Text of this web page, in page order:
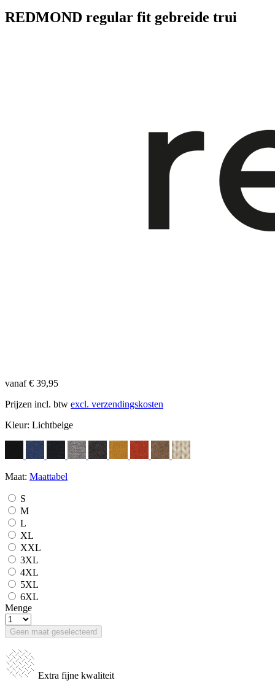
REDMOND regular fit gebreide trui
vanaf € 39,95
Prijzen incl. btw excl. verzendingskosten
Kleur: Lichtbeige
Maat: Maattabel
S
M
L
XL
XXL
3XL
4XL
5XL
6XL
Menge
Geen maat geselecteerd
Extra fijne kwaliteit